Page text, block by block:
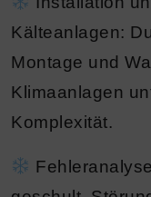
Kälteanlagen:
Montage und
Klimaanlagen
Komplexität.